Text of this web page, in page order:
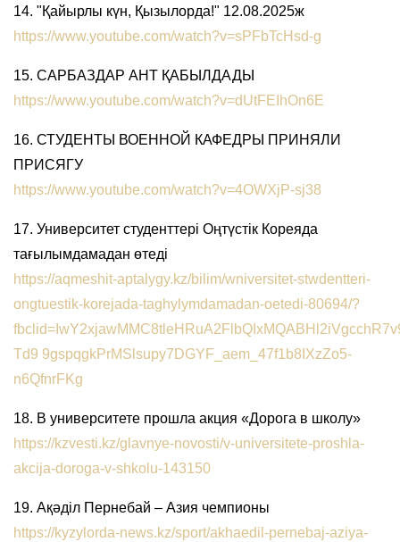
14. "Қайырлы күн, Қызылорда!" 12.08.2025ж
https://www.youtube.com/watch?v=sPFbTcHsd-g
15. САРБАЗДАР АНТ ҚАБЫЛДАДЫ
https://www.youtube.com/watch?v=dUtFEIhOn6E
16. СТУДЕНТЫ ВОЕННОЙ КАФЕДРЫ ПРИНЯЛИ
ПРИСЯГУ
https://www.youtube.com/watch?v=4OWXjP-sj38
17. Университет студенттері Оңтүстік Кореяда
тағылымдамадан өтеді
https://aqmeshit-aptalygy.kz/bilim/wniversitet-stwdentteri-
ongtuestik-korejada-taghylymdamadan-oetedi-80694/?
Td9 9gspqgkPrMSlsupy7DGYF_aem_47f1b8IXzZo5-
n6QfnrFKg
18. В университете прошла акция «Дорога в школу»
https://kzvesti.kz/glavnye-novosti/v-universitete-proshla-
akcija-doroga-v-shkolu-143150
19. Ақәділ Пернебай – Азия чемпионы
https://kyzylorda-news.kz/sport/akhaedil-pernebaj-aziya-